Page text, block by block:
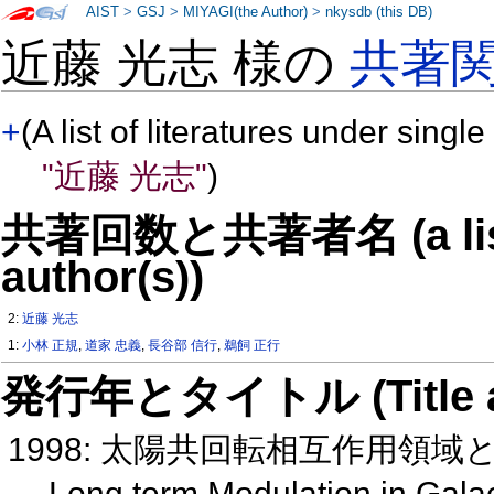
近藤 光志 様の共著
+(A list of literatures under
"近藤 光志")
共著回数と共著者名 (a
author(s))
2:近藤 光志
1:小林 正規,道家 忠義,長谷部 信行,鵜飼 正行
発行年とタイトル
1998: 太陽共回転相互作用領域
AIST >GSJ > MIYAGI(the Author) >nkysdb (this DB)